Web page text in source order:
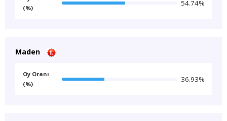
(%)
54.74%
Maden
Oy Oranı
(%)
36.93%